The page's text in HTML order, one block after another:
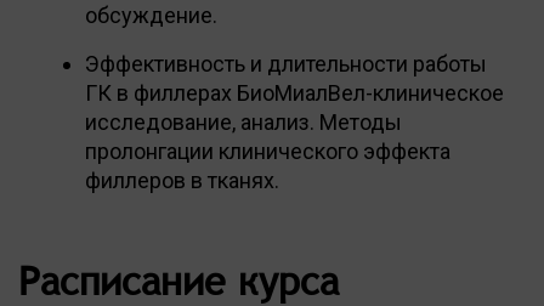
обсуждение.
Эффективность и длительности работы
ГК в филлерах БиоМиалВел-клиническое
исследование, анализ. Методы
пролонгации клинического эффекта
филлеров в тканях.
Расписание курса